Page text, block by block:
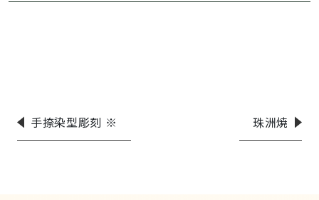
手捺染型彫刻 ※ 珠洲焼